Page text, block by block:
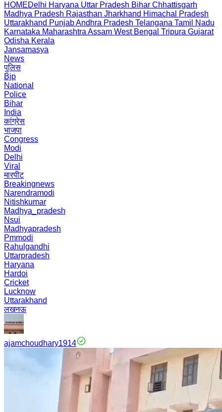
HOMEDelhi Haryana Uttar Pradesh Bihar Chhattisgarh
Madhya Pradesh Rajasthan Jharkhand Himachal Pradesh
Uttarakhand PunjabAndhra Pradesh Telangana Tamil Nadu
Karnataka Maharashtra Assam West Bengal Tripura Gujarat
Odisha Kerala
Jansamasya
News
पुलिस
Bjp
National
Police
Bihar
India
कांग्रेस
भाजपा
Congress
Modi
Delhi
Viral
मारपीट
Breakingnews
Narendramodi
Nitishkumar
Madhya_pradesh
Nsui
Madhyapradesh
Pmmodi
Rahulgandhi
Uttarpradesh
Haryana
Hardoi
Cricket
Lucknow
Uttarakhand
लखनऊ
ajamchoudhary1914